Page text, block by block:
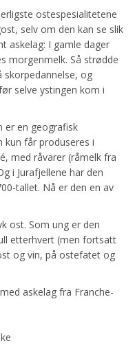
ostespesialitetene
selv om den kan se slik
askelag: I gamle dager
morgenmelk. Så strødde
og
selve ystingen kom i
er en geografisk
kun får produseres i
med råvarer (råmelk fra
i Jurafjellene har den
tallet. Nå er den en av
ost. Som ung er den
etterhvert (men fortsatt
og vin, på ostefatet og
askelag fra Franche-